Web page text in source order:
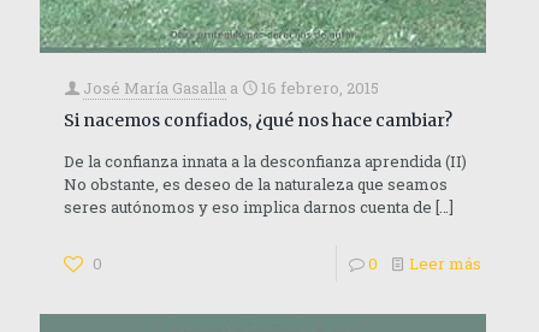
José María Gasalla a
16 febrero, 2015
Si nacemos confiados, ¿qué nos hace cambiar?
De la confianza innata a la desconfianza aprendida (II)
No obstante, es deseo de la naturaleza que seamos
seres autónomos y eso implica darnos cuenta de […]
0 0 Leer más